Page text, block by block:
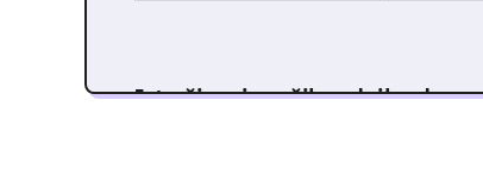
Istraživanje vaših radnih odnosa